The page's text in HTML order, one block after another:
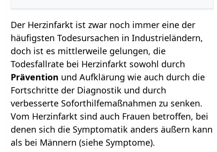
Der Herzinfarkt ist zwar noch immer eine der
häufigsten Todesursachen in Industrieländern,
doch ist es mittlerweile gelungen, die
Todesfallrate bei Herzinfarkt sowohl durch
Prävention und Aufklärung wie auch durch die
Fortschritte der Diagnostik und durch
verbesserte Soforthilfemaßnahmen zu senken.
Vom Herzinfarkt sind auch Frauen betroffen, bei
denen sich die Symptomatik anders äußern kann
als bei Männern (siehe Symptome).